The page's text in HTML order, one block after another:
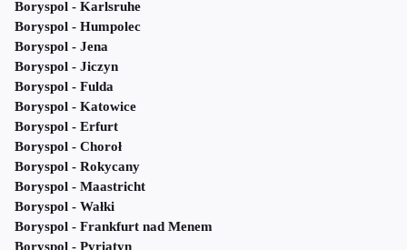
Boryspol - Karlsruhe
Boryspol - Humpolec
Boryspol - Jena
Boryspol - Jiczyn
Boryspol - Fulda
Boryspol - Katowice
Boryspol - Erfurt
Boryspol - Choroł
Boryspol - Rokycany
Boryspol - Maastricht
Boryspol - Wałki
Boryspol - Frankfurt nad Menem
Boryspol - Pyriatyn